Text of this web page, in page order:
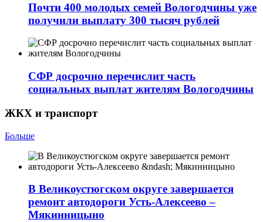
Почти 400 молодых семей Вологодчины уже
получили выплату 300 тысяч рублей
СФР досрочно перечислит часть
социальных выплат жителям Вологодчины
ЖКХ и транспорт
Больше
В Великоустюгском округе завершается
ремонт автодороги Усть-Алексеево –
Мякинницыно